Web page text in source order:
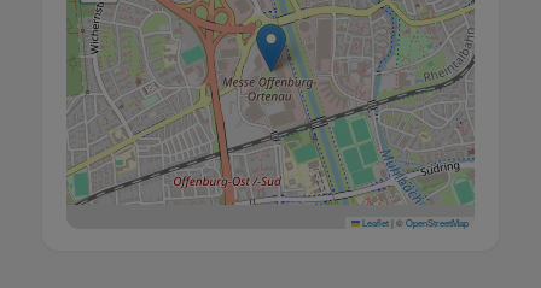
Leaflet| ©OpenStreetMap